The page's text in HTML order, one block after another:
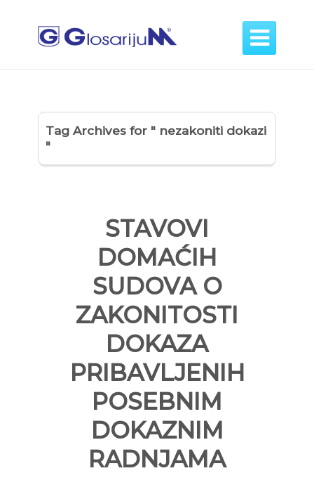

Tag Archives for " nezakoniti dokazi
"
STAVOVI
DOMAĆIH
SUDOVA O
ZAKONITOSTI
DOKAZA
PRIBAVLJENIH
POSEBNIM
DOKAZNIM
RADNJAMA